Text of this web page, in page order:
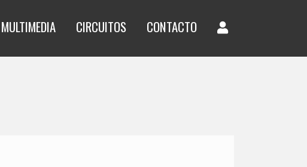
MULTIMEDIA CIRCUITOS CONTACTO